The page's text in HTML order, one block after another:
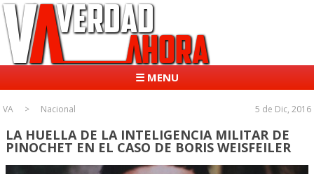
☰ MENU
VA Nacional 5 de Dic, 2016
LA HUELLA DE LA INTELIGENCIA MILITAR DE
PINOCHET EN EL CASO DE BORIS WEISFEILER